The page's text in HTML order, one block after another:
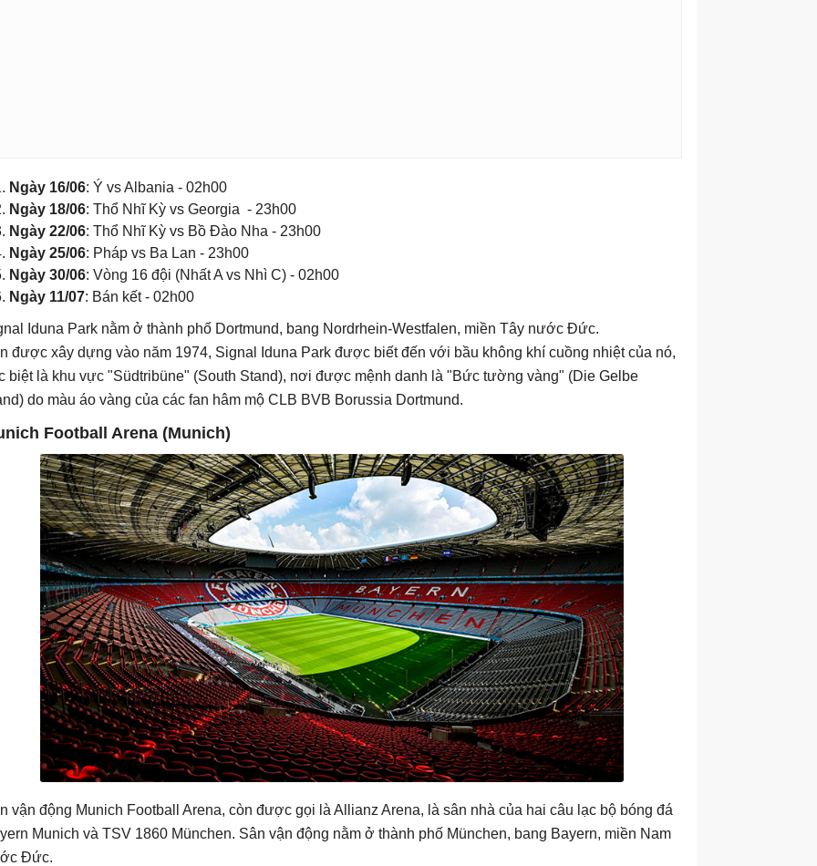
Ngày 16/06: Ý vs Albania - 02h00
Ngày 18/06: Thổ Nhĩ Kỳ vs Georgia - 23h00
Ngày 22/06: Thổ Nhĩ Kỳ vs Bồ Đào Nha - 23h00
Ngày 25/06: Pháp vs Ba Lan - 23h00
Ngày 30/06: Vòng 16 đội (Nhất A vs Nhì C) - 02h00
Ngày 11/07: Bán kết - 02h00
Iduna Park nằm ở thành phố Dortmund, bang Nordrhein-Westfalen, miền Tây nước Đức.
được xây dựng vào năm 1974, Signal Iduna Park được biết đến với bầu không khí cuồng nhiệt của nó,
biệt là khu vực "Südtribüne" (South Stand), nơi được mệnh danh là "Bức tường vàng" (Die Gelbe
do màu áo vàng của các fan hâm mộ CLB BVB Borussia Dortmund.
Football Arena (Munich)
vận động Munich Football Arena, còn được gọi là Allianz Arena, là sân nhà của hai câu lạc bộ bóng đá
Munich và TSV 1860 München. Sân vận động nằm ở thành phố München, bang Bayern, miền Nam
Đức.